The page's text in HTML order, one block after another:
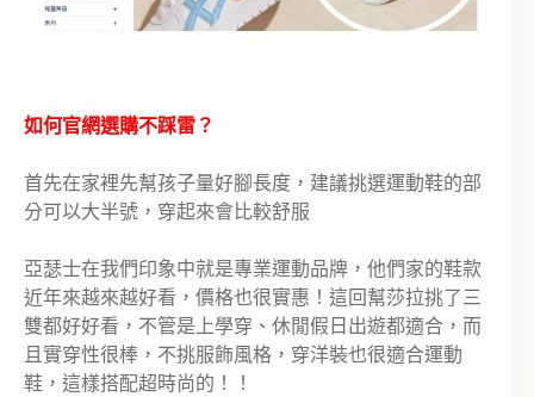
如何官網選購不踩雷？
首先在家裡先幫孩子量好腳長度，建議挑選運動鞋的部
分可以大半號，穿起來會比較舒服
亞瑟士在我們印象中就是專業運動品牌，他們家的鞋款
近年來越來越好看，價格也很實惠！這回幫莎拉挑了三
雙都好好看，不管是上學穿、休閒假日出遊都適合，而
且實穿性很棒，不挑服飾風格，穿洋裝也很適合運動
鞋，這樣搭配超時尚的！！